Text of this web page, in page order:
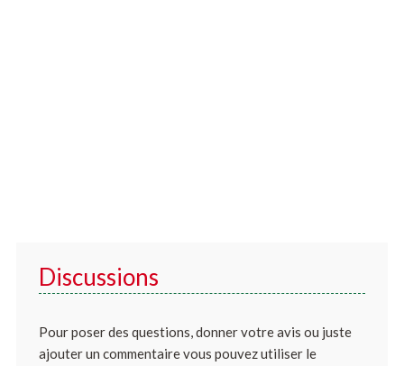
Discussions
Pour poser des questions, donner votre avis ou juste
ajouter un commentaire vous pouvez utiliser le